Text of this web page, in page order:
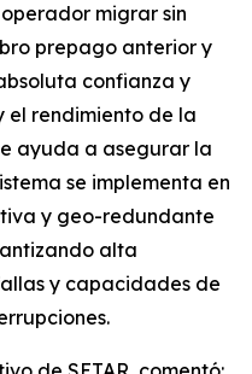
migrar sin
prepago anterior y
confianza y
rendimiento de la
ayuda a asegurar la
se implementa en
y geo-redundante
alta
y capacidades de